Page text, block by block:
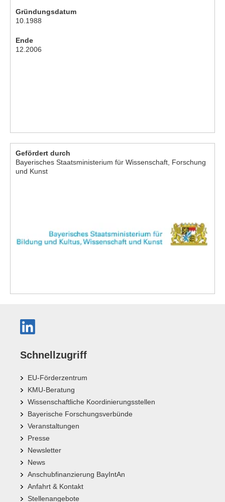
Gründungsdatum
10.1988
Ende
12.2006
Gefördert durch
Bayerisches Staatsministerium für Wissenschaft, Forschung
und Kunst
Schnellzugriff
EU-Förderzentrum
KMU-Beratung
Wissenschaftliche Koordinierungsstellen
Bayerische Forschungsverbünde
Veranstaltungen
Presse
Newsletter
News
Anschubfinanzierung BayIntAn
Anfahrt & Kontakt
Stellenangebote